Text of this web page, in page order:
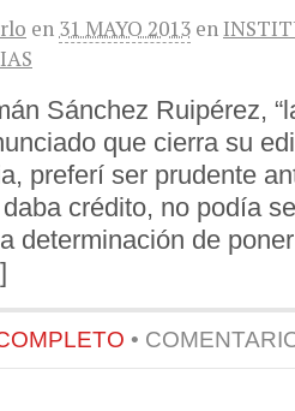
en 31 MAYO 2013 en
Sánchez Ruipérez,
que cierra su
preferí ser prudente
crédito, no podía
determinación de
•